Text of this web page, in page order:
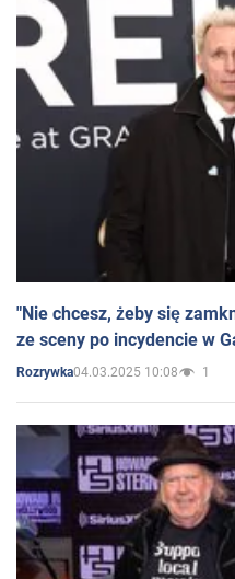
"Nie chcesz, żeby się
ze sceny po incydencie w
Rozrywka04.03.2025 10:08 1